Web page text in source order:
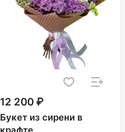
12 200 ₽
Букет из сирени в